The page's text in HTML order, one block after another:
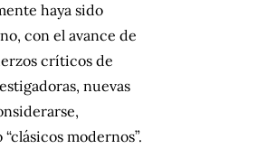
haya sido
con el avance de
críticos de
nuevas
modernos”.